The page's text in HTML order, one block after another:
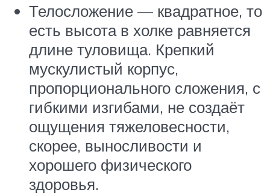
Телосложение — квадратное, то
есть высота в холке равняется
длине туловища. Крепкий
мускулистый корпус,
пропорционального сложения, с
гибкими изгибами, не создаёт
ощущения тяжеловесности,
скорее, выносливости и
хорошего физического
здоровья.